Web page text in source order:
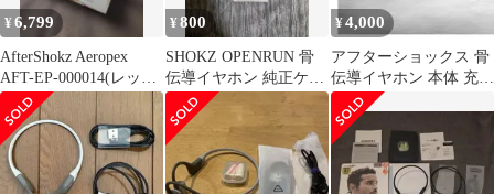
¥6,799
AfterShokz Aeropex
AFT-EP-000014(レッド)
骨伝導
¥800
SHOKZ OPENRUN 骨
伝導イヤホン 純正ケ
−ブル1
¥4,000
アフターショックス 骨
伝導イヤホン 本体 充電
ケーブル付 ブラック
【即日配送】